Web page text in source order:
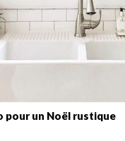
pour un Noël rustique